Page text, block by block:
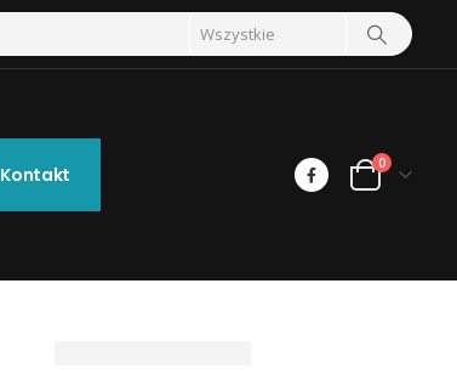
Kontakt 0